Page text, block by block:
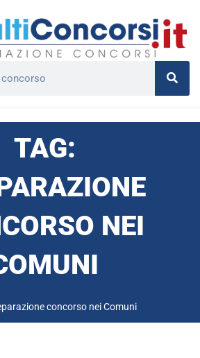
TAG:
NEI
concorso nei Comuni